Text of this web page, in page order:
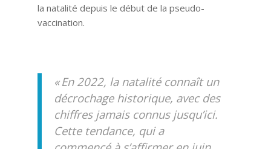
la natalité depuis le début de la pseudo-
vaccination.
« En 2022, la natalité connaît un
décrochage historique, avec des
chiffres jamais connus jusqu’ici.
Cette tendance, qui a